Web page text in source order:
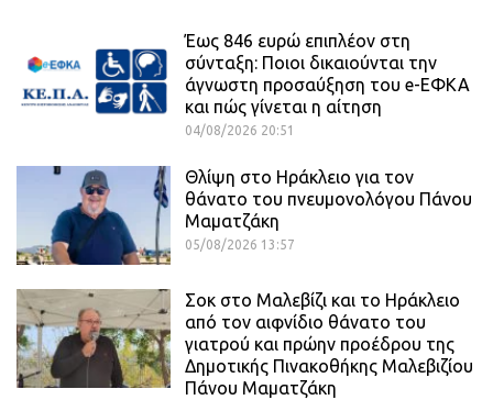
Έως 846 ευρώ επιπλέον στη
σύνταξη: Ποιοι δικαιούνται την
άγνωστη προσαύξηση του e-ΕΦΚΑ
και πώς γίνεται η αίτηση
04/08/2026 20:51
Θλίψη στο Ηράκλειο για τον
θάνατο του πνευμονολόγου Πάνου
Μαματζάκη
05/08/2026 13:57
Σοκ στο Μαλεβίζι και το Ηράκλειο
από τον αιφνίδιο θάνατο του
γιατρού και πρώην προέδρου της
Δημοτικής Πινακοθήκης Μαλεβιζίου
Πάνου Μαματζάκη